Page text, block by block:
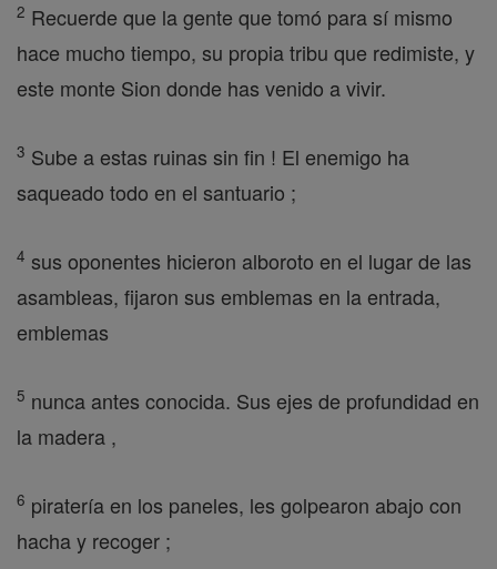
2 Recuerde que la gente que tomó para sí mismo
hace mucho tiempo, su propia tribu que redimiste, y
este monte Sion donde has venido a vivir.
3 Sube a estas ruinas sin fin ! El enemigo ha
saqueado todo en el santuario ;
4 sus oponentes hicieron alboroto en el lugar de las
asambleas, fijaron sus emblemas en la entrada,
emblemas
5 nunca antes conocida. Sus ejes de profundidad en
la madera ,
6 piratería en los paneles, les golpearon abajo con
hacha y recoger ;